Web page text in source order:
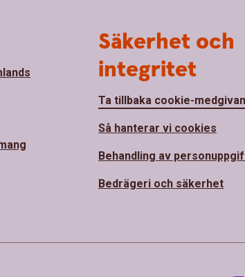
Säkerhet och
integritet
Ta tillbaka cookie-
Så hanterar vi cookies
Behandling av
Bedrägeri och säkerhet